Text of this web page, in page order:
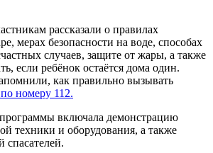
рассказали о правилах
мерах безопасности на воде, способах
случаев, защите от жары, а также
если ребёнок остаётся дома один.
как правильно вызывать
номеру 112.
программы включала демонстрацию
техники и оборудования, а также
спасателей.